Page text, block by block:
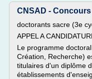
CNSAD - Concours
doctorants sacre (3e
APPEL A
Le programme
Création, Recherche)
titulaires d'un diplôme
établissements